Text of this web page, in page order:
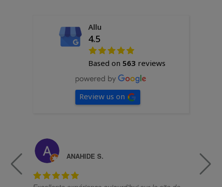
Allu
4.5
Based on 563 reviews
Review us on
ANAHIDE S.